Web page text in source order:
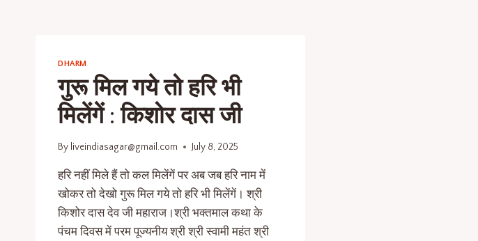
DHARM
गुरू मिल गये तो हरि भी
मिलेंगें : किशोर दास जी
By liveindiasagar@gmail.com July 8, 2025
हरि नहीं मिले हैं तो कल मिलेंगें पर अब जब हरि नाम में
खोकर तो देखो गुरू मिल गये तो हरि भी मिलेंगें। श्री
किशोर दास देव जी महाराज।श्री भक्तमाल कथा के
पंचम दिवस में परम पूज्यनीय श्री श्री स्वामी महंत श्री